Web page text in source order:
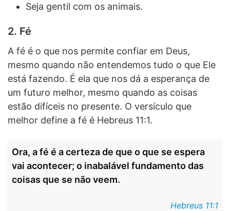
Seja gentil com os animais.
2. Fé
A fé é o que nos permite confiar em Deus,
mesmo quando não entendemos tudo o que Ele
está fazendo. É ela que nos dá a esperança de
um futuro melhor, mesmo quando as coisas
estão difíceis no presente. O versículo que
melhor define a fé é Hebreus 11:1.
Ora, a fé é a certeza de que o que se espera
vai acontecer; o inabalável fundamento das
coisas que se não veem.
Hebreus 11:1